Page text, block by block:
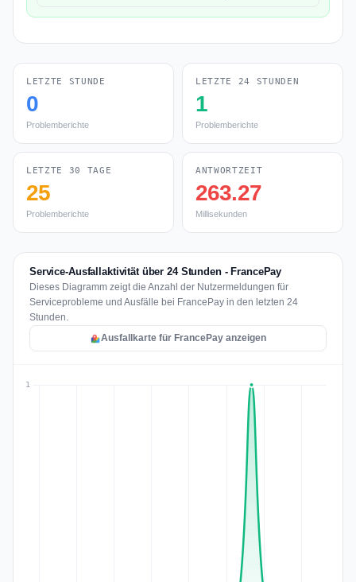
LETZTE STUNDE
0
Problemberichte
LETZTE 24 STUNDEN
1
Problemberichte
LETZTE 30 TAGE
25
Problemberichte
ANTWORTZEIT
263.27
Millisekunden
Service-Ausfallaktivität über 24 Stunden - FrancePay
Dieses Diagramm zeigt die Anzahl der Nutzermeldungen für
Serviceprobleme und Ausfälle bei FrancePay in den letzten 24
Stunden.
Ausfallkarte für FrancePay anzeigen